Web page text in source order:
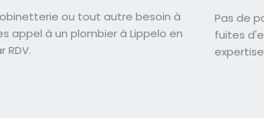
ou tout autre besoin à
appel à un plombier à Lippelo en
RDV.
Pas de
fuites